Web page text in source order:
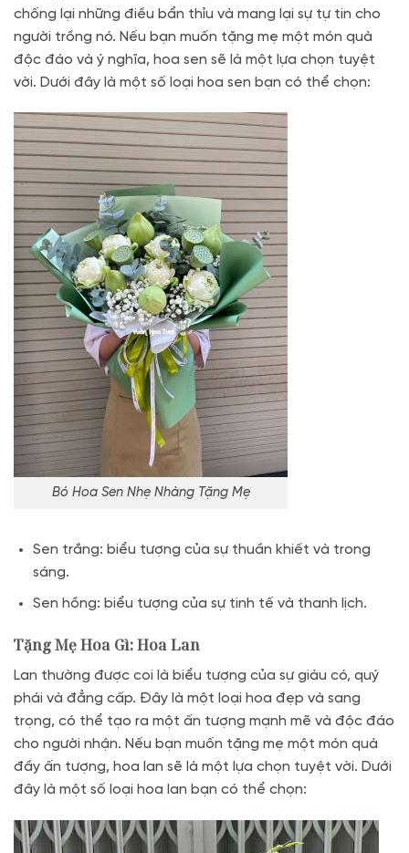
chống lại những điều bẩn thỉu và mang lại sự tự tin cho
người trồng nó. Nếu bạn muốn tặng mẹ một món quà
độc đáo và ý nghĩa, hoa sen sẽ là một lựa chọn tuyệt
vời. Dưới đây là một số loại hoa sen bạn có thể chọn:
Bó Hoa Sen Nhẹ Nhàng Tặng Mẹ
Sen trắng: biểu tượng của sự thuần khiết và trong
sáng.
Sen hồng: biểu tượng của sự tinh tế và thanh lịch.
Tặng Mẹ Hoa Gì: Hoa Lan
Lan thường được coi là biểu tượng của sự giàu có, quý
phái và đẳng cấp. Đây là một loại hoa đẹp và sang
trọng, có thể tạo ra một ấn tượng mạnh mẽ và độc đáo
cho người nhận. Nếu bạn muốn tặng mẹ một món quà
đầy ấn tượng, hoa lan sẽ là một lựa chọn tuyệt vời. Dưới
đây là một số loại hoa lan bạn có thể chọn: